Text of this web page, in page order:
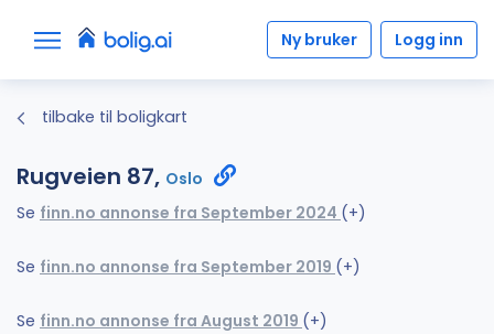
Ny bruker Logg inn
tilbake til boligkart
Rugveien 87, Oslo
Se finn.no annonse fra September 2024 (+)
Se finn.no annonse fra September 2019 (+)
Se finn.no annonse fra August 2019 (+)